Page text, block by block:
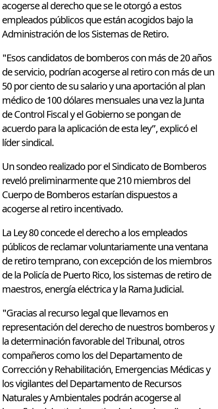
acogerse al derecho que se le otorgó a estos
empleados públicos que están acogidos bajo la
Administración de los Sistemas de Retiro.
"Esos candidatos de bomberos con más de 20 años
de servicio, podrían acogerse al retiro con más de un
50 por ciento de su salario y una aportación al plan
médico de 100 dólares mensuales una vez la Junta
de Control Fiscal y el Gobierno se pongan de
acuerdo para la aplicación de esta ley”, explicó el
líder sindical.
Un sondeo realizado por el Sindicato de Bomberos
reveló preliminarmente que 210 miembros del
Cuerpo de Bomberos estarían dispuestos a
acogerse al retiro incentivado.
La Ley 80 concede el derecho a los empleados
públicos de reclamar voluntariamente una ventana
de retiro temprano, con excepción de los miembros
de la Policía de Puerto Rico, los sistemas de retiro de
maestros, energía eléctrica y la Rama Judicial.
"Gracias al recurso legal que llevamos en
representación del derecho de nuestros bomberos y
la determinación favorable del Tribunal, otros
compañeros como los del Departamento de
Corrección y Rehabilitación, Emergencias Médicas y
los vigilantes del Departamento de Recursos
Naturales y Ambientales podrán acogerse al